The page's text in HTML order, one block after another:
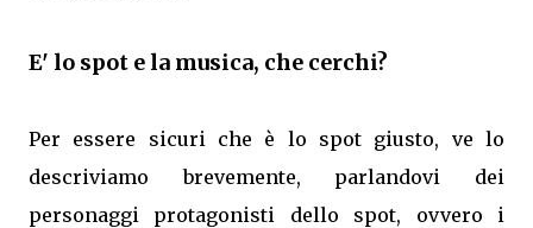
E' lo spot e la musica, che cerchi?
Per essere sicuri che è lo spot giusto, ve lo
descriviamo brevemente, parlandovi dei
personaggi protagonisti dello spot, ovvero i